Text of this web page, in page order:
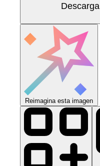
Reimagina esta imagen